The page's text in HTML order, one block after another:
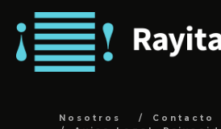
Nosotros Contacto